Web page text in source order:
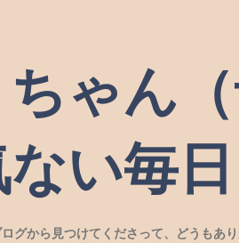
ゃん
い毎日
グから見つけてくださって、どうもあ